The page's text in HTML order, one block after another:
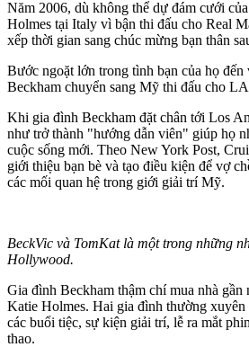
Năm 2006, dù không thể dự đám cưới
Holmes tại Italy vì bận thi đấu cho Real
xếp thời gian sang chúc mừng bạn thân
Bước ngoặt lớn trong tình bạn của họ đến
Beckham chuyển sang Mỹ thi đấu cho
Khi gia đình Beckham đặt chân tới Los
như trở thành "hướng dẫn viên" giúp họ
cuộc sống mới. Theo New York Post,
giới thiệu bạn bè và tạo điều kiện để vợ
các mối quan hệ trong giới giải trí Mỹ.
BeckVic và TomKat là một trong những
Hollywood.
Gia đình Beckham thậm chí mua nhà gần
Katie Holmes. Hai gia đình thường xuyên
các buổi tiệc, sự kiện giải trí, lễ ra mắt
thao.